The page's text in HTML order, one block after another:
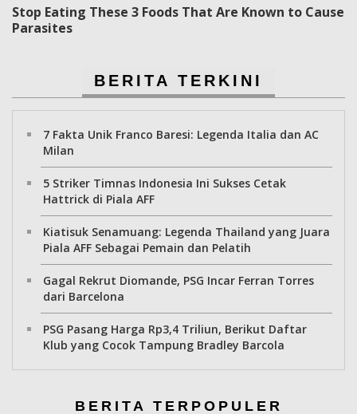
Stop Eating These 3 Foods That Are Known to Cause
Parasites
BERITA TERKINI
7 Fakta Unik Franco Baresi: Legenda Italia dan AC
Milan
5 Striker Timnas Indonesia Ini Sukses Cetak
Hattrick di Piala AFF
Kiatisuk Senamuang: Legenda Thailand yang Juara
Piala AFF Sebagai Pemain dan Pelatih
Gagal Rekrut Diomande, PSG Incar Ferran Torres
dari Barcelona
PSG Pasang Harga Rp3,4 Triliun, Berikut Daftar
Klub yang Cocok Tampung Bradley Barcola
BERITA TERPOPULER